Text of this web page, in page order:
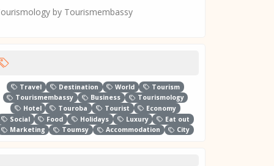
by Tourismembassy
Travel Destination World
Tourism
Tourismembassy
Business
Tourismology
Hotel
Touroba Tourist
Economy
Social
Food Holidays Luxury
Eat out
Marketing
Toumsy Accommodation City